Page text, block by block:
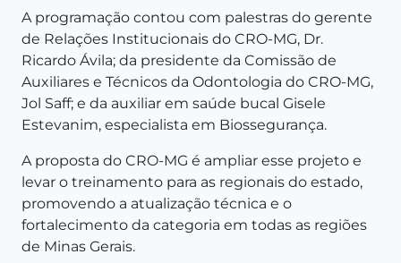
A programação contou com palestras do gerente
de Relações Institucionais do CRO-MG, Dr.
Ricardo Ávila; da presidente da Comissão de
Auxiliares e Técnicos da Odontologia do CRO-MG,
Jol Saff; e da auxiliar em saúde bucal Gisele
Estevanim, especialista em Biossegurança.
A proposta do CRO-MG é ampliar esse projeto e
levar o treinamento para as regionais do estado,
promovendo a atualização técnica e o
fortalecimento da categoria em todas as regiões
de Minas Gerais.